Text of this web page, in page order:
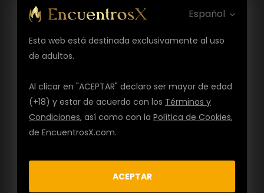
Español
Esta web está destinada exclusivamente al uso
de adultos.
Al clicar en "ACEPTAR" declaro ser mayor de edad
(+18) y estar de acuerdo con los Términos y
Condiciones, así como con laPolítica de Cookies,
de EncuentrosX.com.
ACEPTAR